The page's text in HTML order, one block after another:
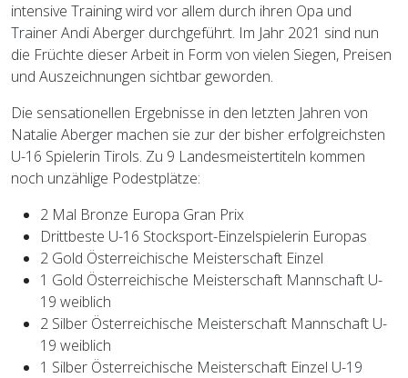
intensive Training wird vor allem durch ihren Opa und
Trainer Andi Aberger durchgeführt. Im Jahr 2021 sind nun
die Früchte dieser Arbeit in Form von vielen Siegen, Preisen
und Auszeichnungen sichtbar geworden.
Die sensationellen Ergebnisse in den letzten Jahren von
Natalie Aberger machen sie zur der bisher erfolgreichsten
U-16 Spielerin Tirols. Zu 9 Landesmeistertiteln kommen
noch unzählige Podestplätze:
2 Mal Bronze Europa Gran Prix
Drittbeste U-16 Stocksport-Einzelspielerin Europas
2 Gold Österreichische Meisterschaft Einzel
1 Gold Österreichische Meisterschaft Mannschaft U-
19 weiblich
2 Silber Österreichische Meisterschaft Mannschaft U-
19 weiblich
1 Silber Österreichische Meisterschaft Einzel U-19